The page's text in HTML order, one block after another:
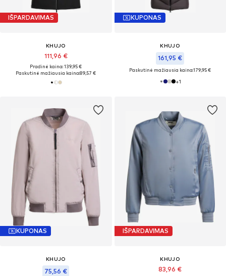
IŠPARDAVIMAS
KHUJO
111,96 €
Pradinė kaina: 139,95 €
Paskutinė mažiausia kaina:89,57 €
KUPONAS
KHUJO
161,95 €
Paskutinė mažiausia kaina:179,95 €
+1
KUPONAS
KHUJO
75,56 €
IŠPARDAVIMAS
KHUJO
83,96 €